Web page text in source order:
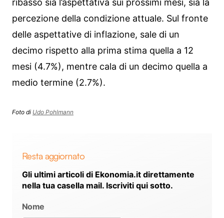
ribasso sia l’aspettativa sui prossimi mesi, sia la
percezione della condizione attuale. Sul fronte
delle aspettative di inflazione, sale di un
decimo rispetto alla prima stima quella a 12
mesi (4.7%), mentre cala di un decimo quella a
medio termine (2.7%).
Foto di Udo Pohlmann
Resta aggiornato
Gli ultimi articoli di Ekonomia.it direttamente
nella tua casella mail. Iscriviti qui sotto.
Nome